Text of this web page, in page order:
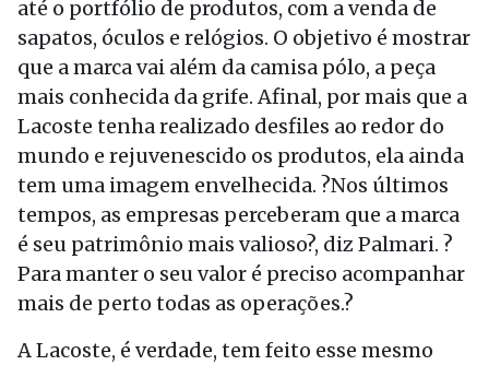
até o portfólio de produtos, com a venda de
sapatos, óculos e relógios. O objetivo é mostrar
que a marca vai além da camisa pólo, a peça
mais conhecida da grife. Afinal, por mais que a
Lacoste tenha realizado desfiles ao redor do
mundo e rejuvenescido os produtos, ela ainda
tem uma imagem envelhecida. ?Nos últimos
tempos, as empresas perceberam que a marca
é seu patrimônio mais valioso?, diz Palmari. ?
Para manter o seu valor é preciso acompanhar
mais de perto todas as operações.?
A Lacoste, é verdade, tem feito esse mesmo